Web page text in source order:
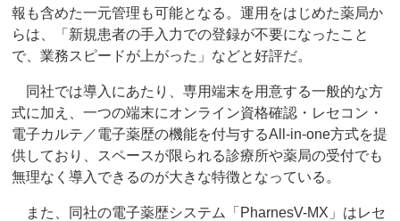
報も含めた一元管理も可能となる。運用をはじめた薬局か
らは、「新規患者の手入力での登録が不要になったこと
で、業務スピードが上がった」などと好評だ。
同社では導入にあたり、専用端末を用意する一般的な方
式に加え、一つの端末にオンライン資格確認・レセコン・
電子カルテ／電子薬歴の機能を付与するAll-in-one方式を提
供しており、スペースが限られる診療所や薬局の受付でも
無理なく導入できるのが大きな特徴となっている。
また、同社の電子薬歴システム「PharnesV-MX」はレセ